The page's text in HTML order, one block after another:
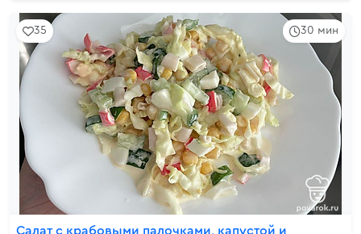
30 мин
35
Салат с крабовыми палочками, капустой и